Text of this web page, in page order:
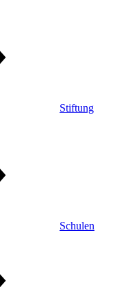
Stiftung
Schulen